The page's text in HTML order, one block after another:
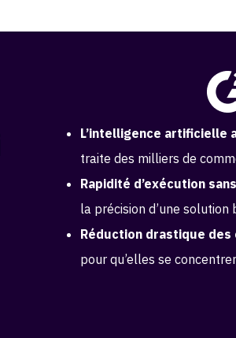
L’intelligence artificielle
traite des milliers de
Rapidité d’exécution
la précision d’une solution
Réduction drastique
pour qu’elles se